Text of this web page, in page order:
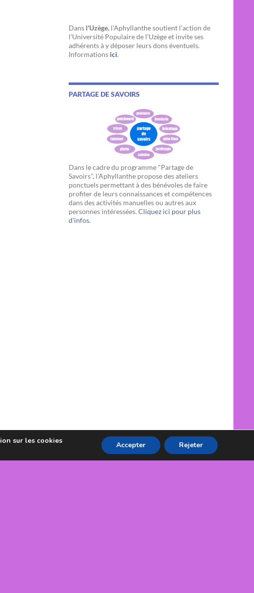
Dans l'Uzège, l'Aphyllanthe soutient l'action de
l'Université Populaire de l'Uzège et invite ses
adhérents à y déposer leurs dons éventuels.
Informations ici.
PARTAGE DE SAVOIRS
Dans le cadre du programme "Partage de
Savoirs", l'Aphyllanthe propose des ateliers
ponctuels permettant à des bénévoles de faire
profiter de leurs connaissances et compétences
dans des activités manuelles ou autres aux
personnes intéressées. Cliquez ici pour plus
d'infos.
sur les cookies
Accepter Rejeter